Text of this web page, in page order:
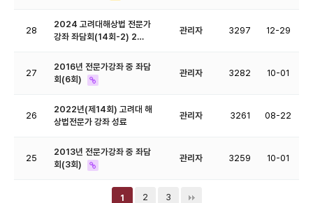
28
2024 고려대해상법 전문가
강좌 좌담회(14회-2) 2…
관리자 3297 12-29
27
2016년 전문가강좌 중 좌담
회(6회)
관리자 3282 10-01
26
2022년(제14회) 고려대 해
상법전문가 강좌 성료
관리자 3261 08-22
25
2013년 전문가강좌 중 좌담
회(3회)
관리자 3259 10-01
1 2 3